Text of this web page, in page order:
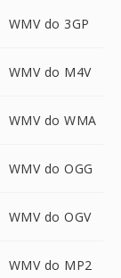
WMV do 3GP
WMV do M4V
WMV do WMA
WMV do OGG
WMV do OGV
WMV do MP2